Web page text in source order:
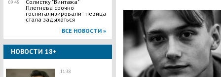
09:45
Солистку "Винтажа"
Плетнева срочно
госпитализировали - певица
стала задыхаться
ВСЕ НОВОСТИ »
НОВОСТИ 18+
11:38